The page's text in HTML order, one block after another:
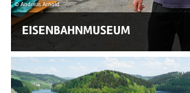
© Andreas Arnold
EISENBAHNMUSEUM